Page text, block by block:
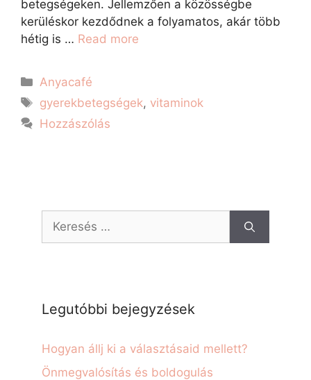
betegségeken. Jellemzően a közösségbe
kerüléskor kezdődnek a folyamatos, akár több
hétig is … Read more
Anyacafé
gyerekbetegségek, vitaminok
Hozzászólás
Legutóbbi bejegyzések
Hogyan állj ki a választásaid mellett?
Önmegvalósítás és boldogulás